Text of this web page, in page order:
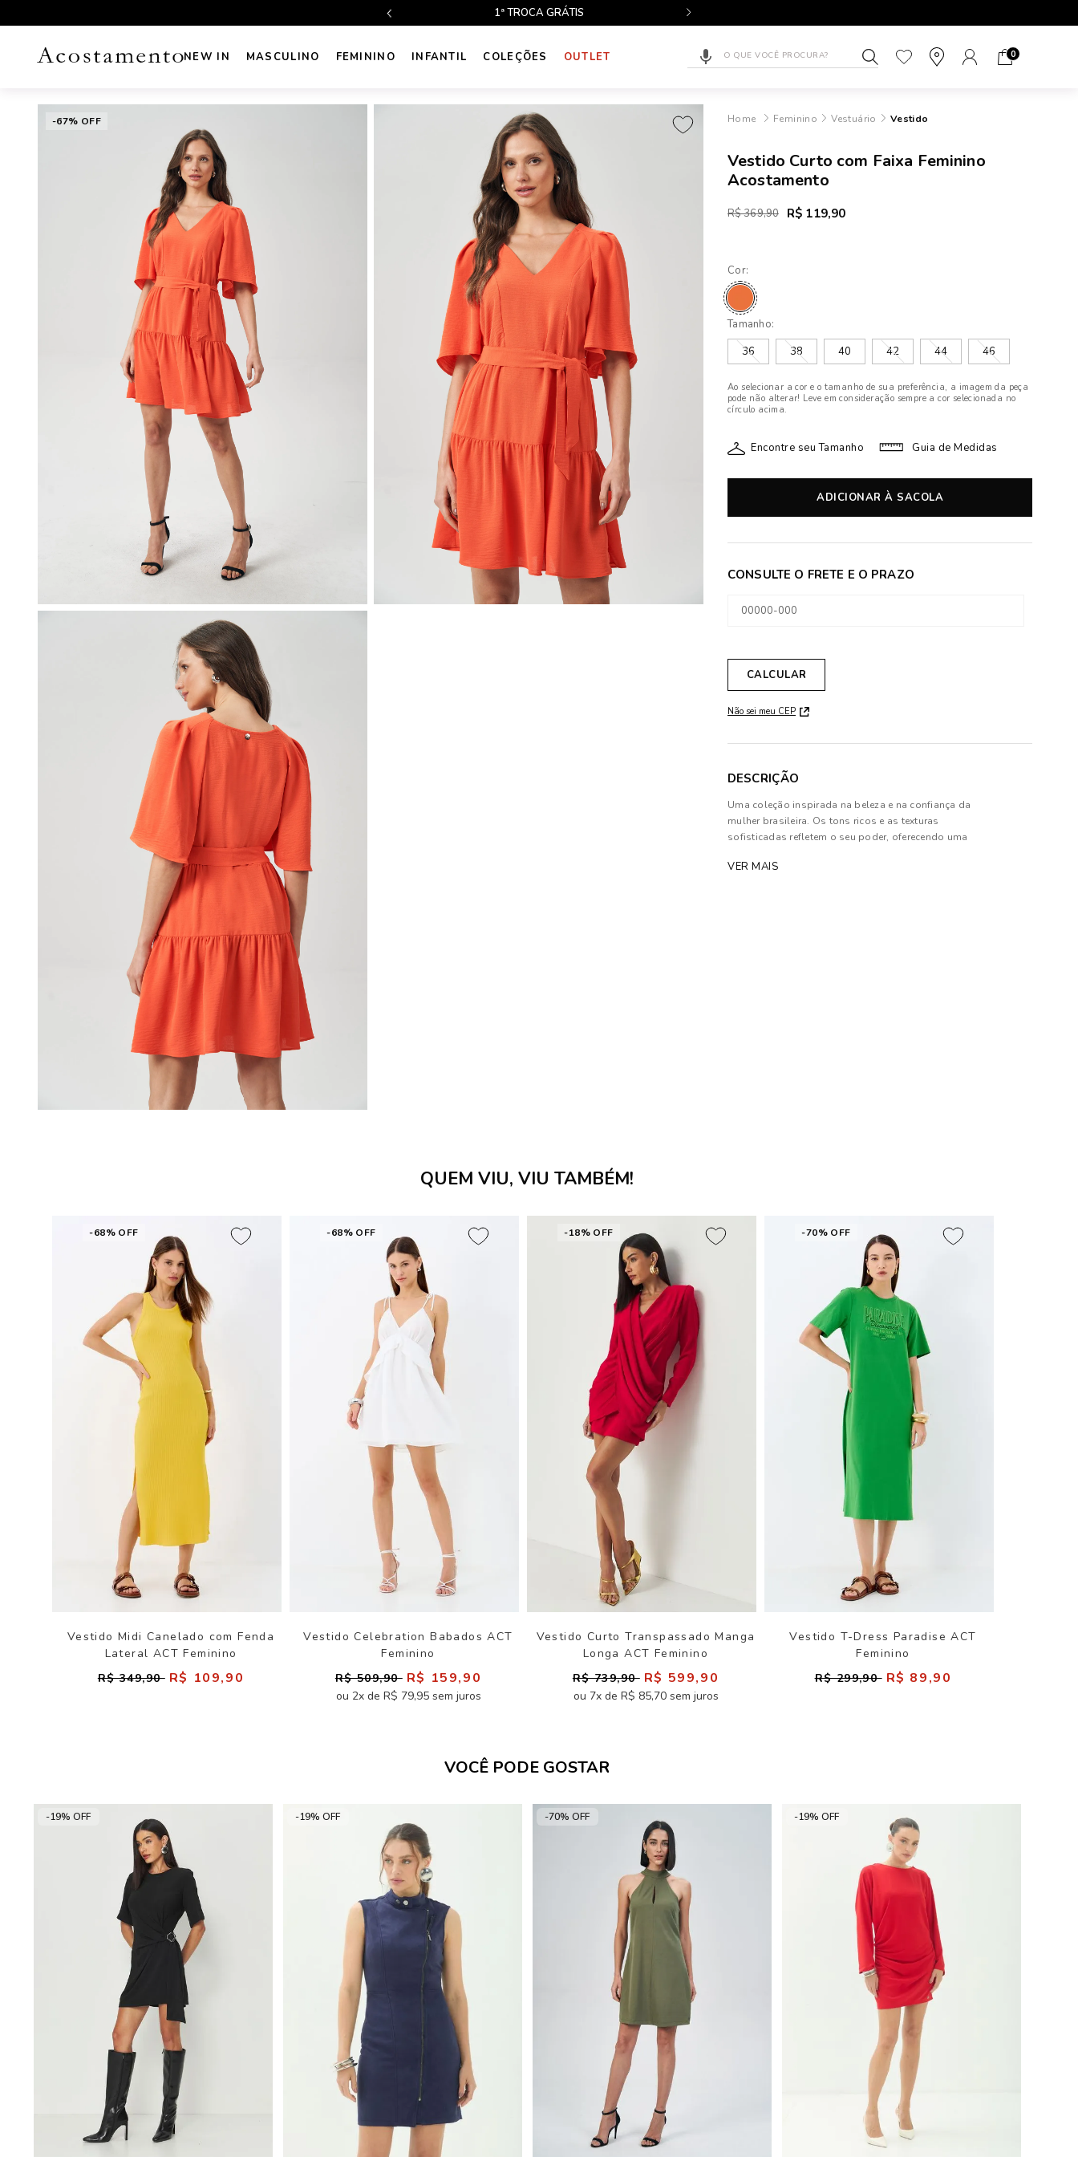
ATÉ 10X SEM JUROS NO CARTÃO
NEW IN MASCULINO FEMININO INFANTIL COLEÇÕES OUTLET 0
-67% OFF Feminino Vestuário Vestido
Vestido Curto com Faixa Feminino
Acostamento
R$ 369,90 R$ 119,90
Cor:
Tamanho:
36
38 40 42 44 46
Ao selecionar a cor e o tamanho de sua preferência, a imagem da peça
pode não alterar! Leve em consideração sempre a cor selecionada no
círculo acima.
Encontre seu Tamanho Guia de Medidas
ADICIONAR À SACOLA
Não sei meu CEP
DESCRIÇÃO
Uma coleção inspirada na beleza e na confiança da
mulher brasileira. Os tons ricos e as texturas
sofisticadas refletem o seu poder, oferecendo uma
convite para que cada mulher se sinta poderosa e
VER MAIS
QUEM VIU, VIU TAMBÉM!
-68% OFF
Vestido Midi Canelado com Fenda
Lateral ACT Feminino
R$ 349,90 R$ 109,90
-68% OFF
Vestido Celebration Babados ACT
Feminino
R$ 509,90 R$ 159,90
ou 2x de R$ 79,95 sem juros
-18% OFF
Vestido Curto Transpassado Manga
Longa ACT Feminino
R$ 739,90 R$ 599,90
ou 7x de R$ 85,70 sem juros
-70% OFF
Vestido T-Dress Paradise ACT
Feminino
R$ 299,90 R$ 89,90
VOCÊ PODE GOSTAR
-19% OFF -19% OFF -70% OFF -19% OFF